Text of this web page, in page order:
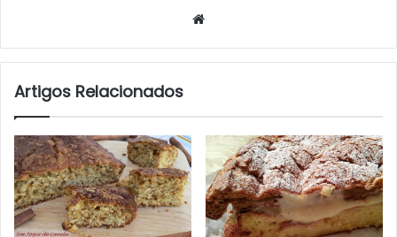
Artigos Relacionados